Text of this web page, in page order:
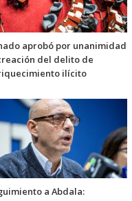
aprobó por unanimidad
del delito de
ilícito
a Abdala: